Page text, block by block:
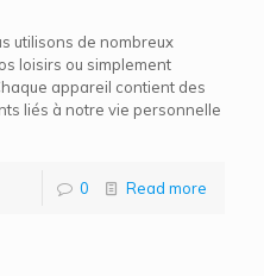
utilisons de nombreux
loisirs ou simplement
appareil contient des
liés à notre vie personnelle
0 Read more